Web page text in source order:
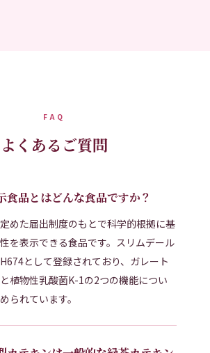
FAQ
よくあるご質問
食品とはどんな食品ですか？
めた届出制度のもとで科学的根拠に基
を表示できる食品です。スリムデール
として登録されており、ガレート
植物性乳酸菌K-1の2つの機能につい
られています。